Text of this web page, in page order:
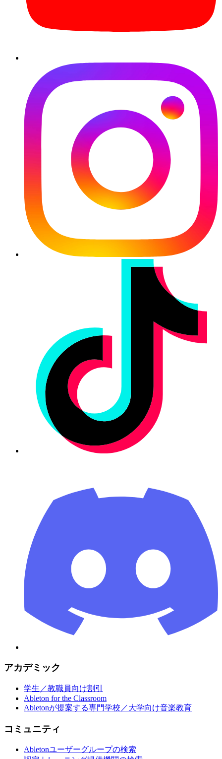
アカデミック
学生／教職員向け割引
Ableton for the Classroom
Abletonが提案する専門学校／大学向け音楽教育
コミュニティ
Abletonユーザーグループの検索